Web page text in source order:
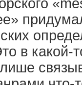
в какой-